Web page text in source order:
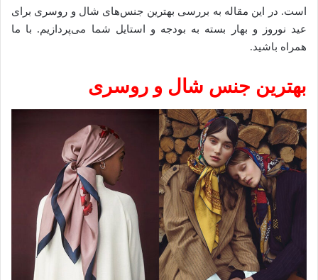
است. در این مقاله به بررسی بهترین جنس‌های شال و روسری برای
عید نوروز و بهار بسته به بودجه و استایل شما می‌پردازیم. با ما
همراه باشید.
بهترین جنس شال و روسری